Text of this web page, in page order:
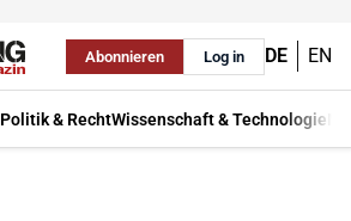
Abonnieren Log in DE EN
Politik & RechtWissenschaft & Technologie